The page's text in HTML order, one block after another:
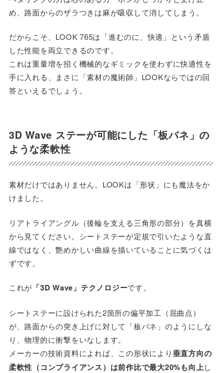
め、路面からのザラつきは麻が吸収して消してしまう。
だからこそ、LOOK 765は「進むのに、快適」という矛盾
した性能を両立できるのです。
これは重量増を招く機械的なギミックを使わずに快適性を
手に入れる、まさに「素材の魔術師」LOOKならではの回
答といえるでしょう。
3D Wave ステーが可能にした「板バネ」の
ような柔軟性
素材だけではありません。LOOKは「形状」にも魔法をか
けました。
リアトライアングル（後輪を支える三角形の部分）を真横
から見てください。シートステーが定規で引いたような直
線ではなく、艶めかしい曲線を描いていることに気づくは
ずです。
これが 「3D Wave」テクノロジーです。
シートステーに設けられた2箇所の偏平加工（屈曲点）
が、路面からの突き上げに対して「板バネ」のようにしな
り、物理的に衝撃をいなします。
メーカーの技術資料によれば、この形状により垂直方向の
柔軟性（コンプライアンス）は前作比で最大20%も向上し